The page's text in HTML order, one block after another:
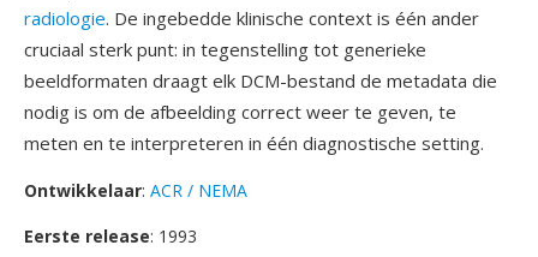
radiologie. De ingebedde klinische context is één ander
cruciaal sterk punt: in tegenstelling tot generieke
beeldformaten draagt elk DCM-bestand de metadata die
nodig is om de afbeelding correct weer te geven, te
meten en te interpreteren in één diagnostische setting.
Ontwikkelaar: ACR / NEMA
Eerste release: 1993